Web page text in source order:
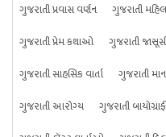
ગુજરાતી પ્રવાસ વર્ણન
ગુજરાતી
ગુજરાતી પ્રેમ કથાઓ
ગુજરાતી
ગુજરાતી સાહસિક વાર્તા
ગુજરાતી
ગુજરાતી આરોગ્ય
ગુજરાતી